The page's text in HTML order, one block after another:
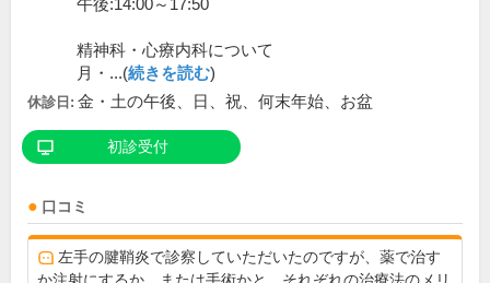
午後:14:00～17:50
精神科・心療内科について
月・...(続きを読む)
休診日: 金・土の午後、日、祝、何末年始、お盆
初診受付
口コミ
左手の腱鞘炎で診察していただいたのですが、薬で治す